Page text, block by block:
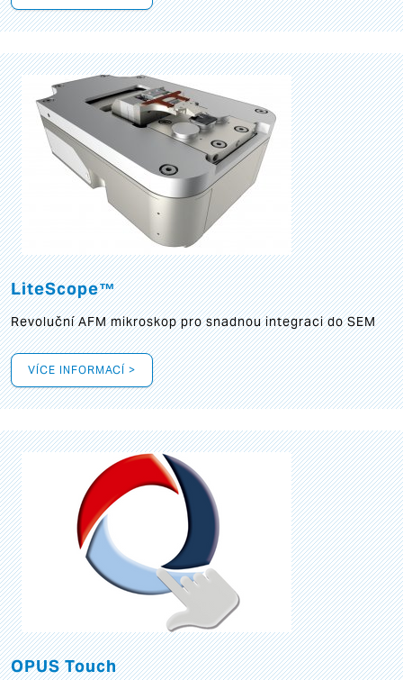
LiteScope™
Revoluční AFM mikroskop pro snadnou integraci do SEM
VÍCE INFORMACÍ >
OPUS Touch